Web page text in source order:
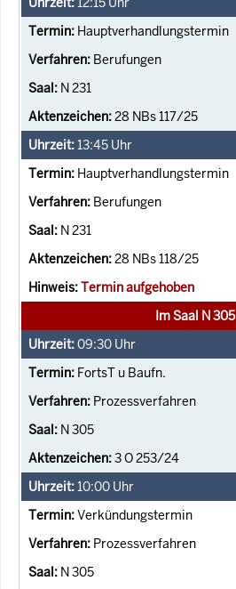
Hauptverhandlungstermin
Berufungen
N 231
28 NBs 117/25
13:45 Uhr
Hauptverhandlungstermin
Berufungen
N 231
28 NBs 118/25
Termin aufgehoben
Im Saal N 305
09:30 Uhr
FortsT u Baufn.
Prozessverfahren
N 305
3 O 253/24
10:00 Uhr
Verkündungstermin
Prozessverfahren
N 305